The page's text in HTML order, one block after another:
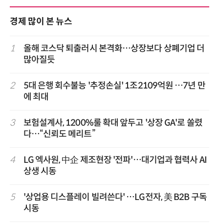
경제 많이 본 뉴스
1
올해 코스닥 퇴출러시 본격화…상장보다 상폐기업 더
많아질듯
2
5대 은행 회수불능 '추정손실' 1조2109억원 …7년 만
에 최대
3
보험설계사, 1200%룰 확대 앞두고 '상장 GA'로 쏠렸
다…“신뢰도 메리트”
4
LG 엑사원, 中企 제조현장 '전파'…대기업과 협력사 AI
상생 시동
5
'상업용 디스플레이 빌려쓴다' …LG전자, 美 B2B 구독
시동